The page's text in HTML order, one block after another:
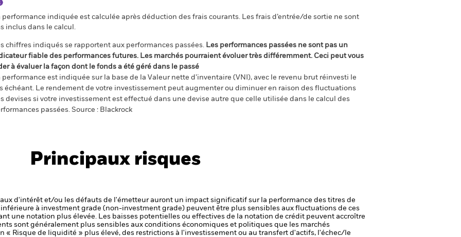
performance indiquée est calculée après déduction des frais courants. Les frais d’entrée/de sortie ne sont
inclus dans le calcul.
chiffres indiqués se rapportent aux performances passées. Les performances passées ne sont pas un
fiable des performances futures. Les marchés pourraient évoluer très différemment. Ceci peut vous
à évaluer la façon dont le fonds a été géré dans le passé
performance est indiquée sur la base de la Valeur nette d’inventaire (VNI), avec le revenu brut réinvesti le
échéant. Le rendement de votre investissement peut augmenter ou diminuer en raison des fluctuations
devises si votre investissement est effectué dans une devise autre que celle utilisée dans le calcul des
passées. Source : Blackrock
Principaux risques
d'intérêt et/ou les défauts de l'émetteur auront un impact significatif sur la performance des titres de
à investment grade (non-investment grade) peuvent être plus sensibles aux fluctuations de ces
une notation plus élevée. Les baisses potentielles ou effectives de la notation de crédit peuvent accroître
sont généralement plus sensibles aux conditions économiques et politiques que les marchés
« Risque de liquidité » plus élevé, des restrictions à l'investissement ou au transfert d'actifs, l'échec/le